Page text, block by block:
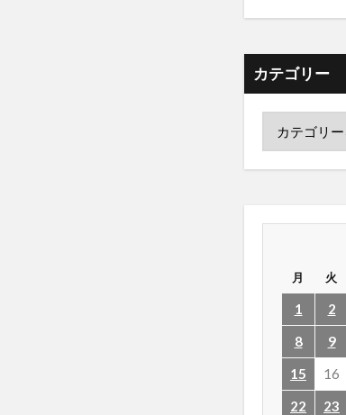
カテゴリー
月 火
1 2
8
9
15
16
22
23